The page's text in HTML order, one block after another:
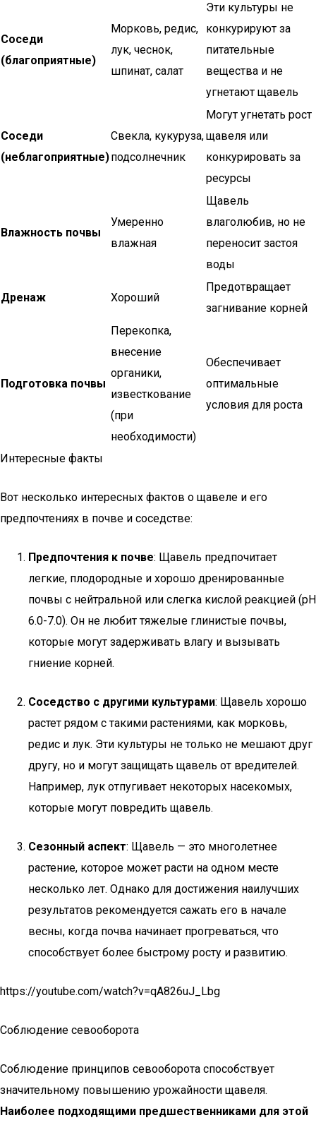
Соседи
(благоприятные)
Морковь, редис,
лук, чеснок,
шпинат, салат
Эти культуры не
конкурируют за
питательные
вещества и не
угнетают щавель
Соседи
(неблагоприятные)
Свекла, кукуруза,
подсолнечник
Могут угнетать рост
щавеля или
конкурировать за
ресурсы
Влажность почвы
Умеренно
влажная
Щавель
влаголюбив, но не
переносит застоя
воды
Дренаж Хороший
Предотвращает
загнивание корней
Подготовка почвы
Перекопка,
внесение
органики,
известкование
(при
необходимости)
Обеспечивает
оптимальные
условия для роста
Интересные факты
Вот несколько интересных фактов о щавеле и его
предпочтениях в почве и соседстве:
Предпочтения к почве: Щавель предпочитает
легкие, плодородные и хорошо дренированные
почвы с нейтральной или слегка кислой реакцией (pH
6.0-7.0). Он не любит тяжелые глинистые почвы,
которые могут задерживать влагу и вызывать
гниение корней.
Соседство с другими культурами: Щавель хорошо
растет рядом с такими растениями, как морковь,
редис и лук. Эти культуры не только не мешают друг
другу, но и могут защищать щавель от вредителей.
Например, лук отпугивает некоторых насекомых,
которые могут повредить щавель.
Сезонный аспект: Щавель — это многолетнее
растение, которое может расти на одном месте
несколько лет. Однако для достижения наилучших
результатов рекомендуется сажать его в начале
весны, когда почва начинает прогреваться, что
способствует более быстрому росту и развитию.
https://youtube.com/watch?v=qA826uJ_Lbg
Соблюдение севооборота
Соблюдение принципов севооборота способствует
значительному повышению урожайности щавеля.
Наиболее подходящими предшественниками для этой